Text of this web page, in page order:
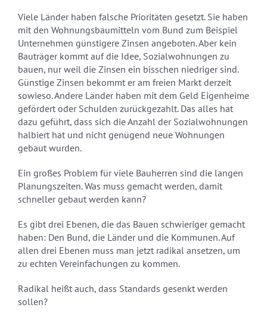
Viele Länder haben falsche Prioritäten gesetzt. Sie haben
mit den Wohnungsbaumitteln vom Bund zum Beispiel
Unternehmen günstigere Zinsen angeboten. Aber kein
Bauträger kommt auf die Idee, Sozialwohnungen zu
bauen, nur weil die Zinsen ein bisschen niedriger sind.
Günstige Zinsen bekommt er am freien Markt derzeit
sowieso. Andere Länder haben mit dem Geld Eigenheime
gefördert oder Schulden zurückgezahlt. Das alles hat
dazu geführt, dass sich die Anzahl der Sozialwohnungen
halbiert hat und nicht genügend neue Wohnungen
gebaut wurden.
Ein großes Problem für viele Bauherren sind die langen
Planungszeiten. Was muss gemacht werden, damit
schneller gebaut werden kann?
Es gibt drei Ebenen, die das Bauen schwieriger gemacht
haben: Den Bund, die Länder und die Kommunen. Auf
allen drei Ebenen muss man jetzt radikal ansetzen, um
zu echten Vereinfachungen zu kommen.
Radikal heißt auch, dass Standards gesenkt werden
sollen?